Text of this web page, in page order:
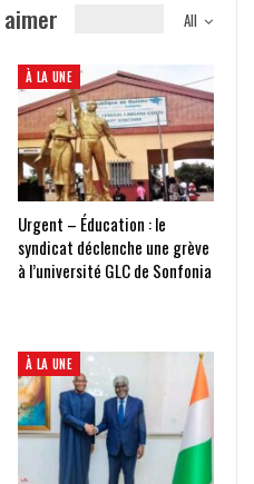
All
À LA UNE
Urgent – Éducation : le
syndicat déclenche une grève
à l’université GLC de Sonfonia
À LA UNE